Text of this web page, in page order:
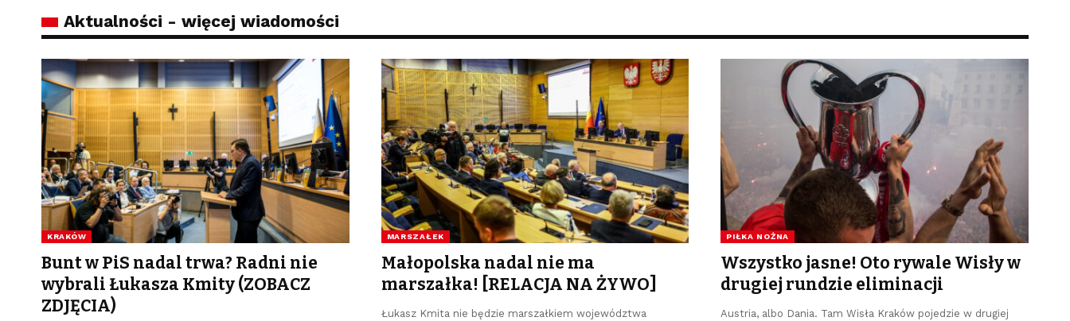
Aktualności - więcej wiadomości
KRAKÓW
Bunt w PiS nadal trwa? Radni nie
wybrali Łukasza Kmity (ZOBACZ
ZDJĘCIA)
MARSZAŁEK
Małopolska nadal nie ma
marszałka! [RELACJA NA ŻYWO]
Łukasz Kmita nie będzie marszałkiem województwa
PIŁKA NOŻNA
Wszystko jasne! Oto rywale Wisły w
drugiej rundzie eliminacji
Austria, albo Dania. Tam Wisła Kraków pojedzie w drugiej